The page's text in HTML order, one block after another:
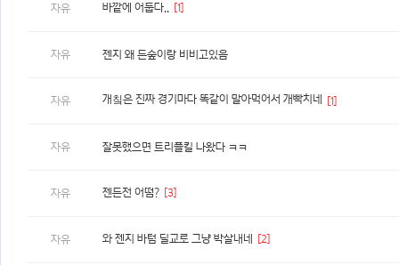
자유 바깥에 어둡다.. [1]
자유 젠지 왜 든숲이랑 비비고있음
자유 개칰은 진짜 경기마다 똑같이 말아먹어서 개빡치네 [1]
자유 잘못했으면 트리플킬 나왔다 ㅋㅋ
자유 젠든전 어떰? [3]
자유 와 젠지 바텀 딜교로 그냥 박살내네 [2]